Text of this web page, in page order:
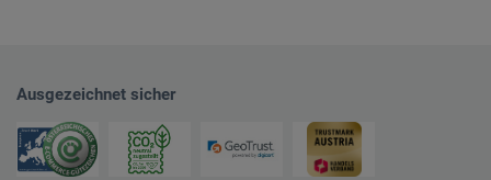
Ausgezeichnet sicher